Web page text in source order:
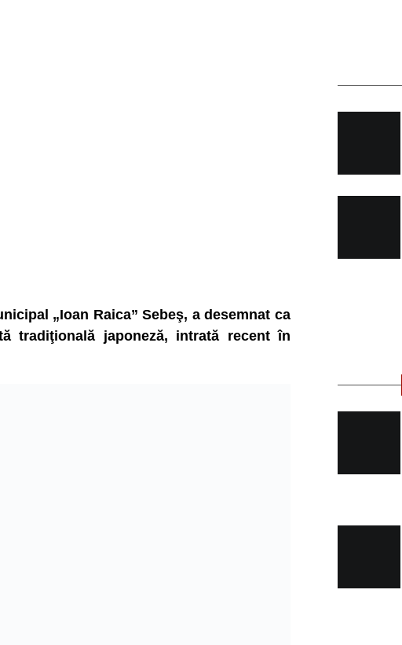
„Ioan Raica” Sebeş, a desemnat ca
tradiţională japoneză, intrată recent în